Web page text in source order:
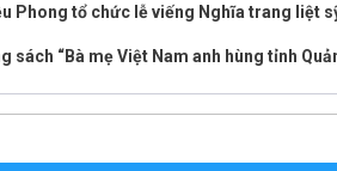
Phong tổ chức lễ viếng Nghĩa trang liệt
sách “Bà mẹ Việt Nam anh hùng tỉnh